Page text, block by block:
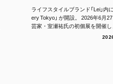
ライフスタイルブランド「Lei」内
ery Tokyo」 が開設。 2026年6月
芸家・室瀬祐氏の初個展を開催